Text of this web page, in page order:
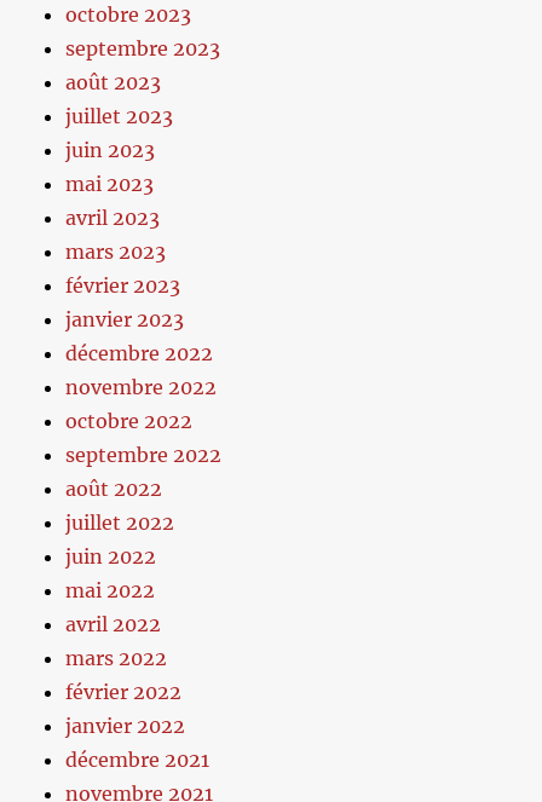
octobre 2023
septembre 2023
août 2023
juillet 2023
juin 2023
mai 2023
avril 2023
mars 2023
février 2023
janvier 2023
décembre 2022
novembre 2022
octobre 2022
septembre 2022
août 2022
juillet 2022
juin 2022
mai 2022
avril 2022
mars 2022
février 2022
janvier 2022
décembre 2021
novembre 2021